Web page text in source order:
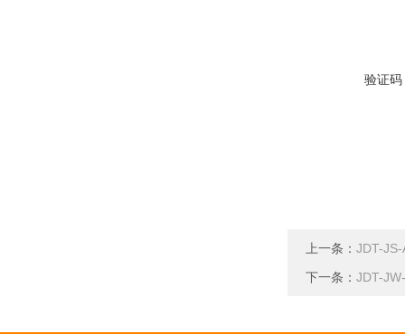
验证码
上一条： JDT-
下一条： JDT-